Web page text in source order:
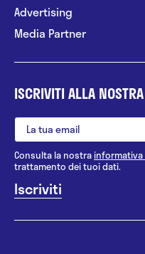
Advertising
Media Partner
ISCRIVITI ALLA
Consulta la nostra
trattamento dei tuoi dati.